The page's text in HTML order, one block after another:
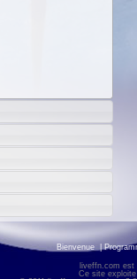
Bienvenue |
liveffn.com est
Ce site